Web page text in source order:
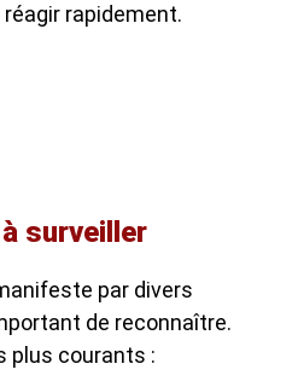
rapidement.
surveiller
par divers
de reconnaître.
plus courants :